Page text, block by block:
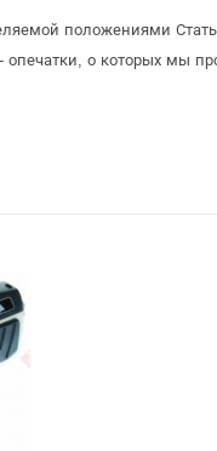
положениями
опечатки, о которых мы